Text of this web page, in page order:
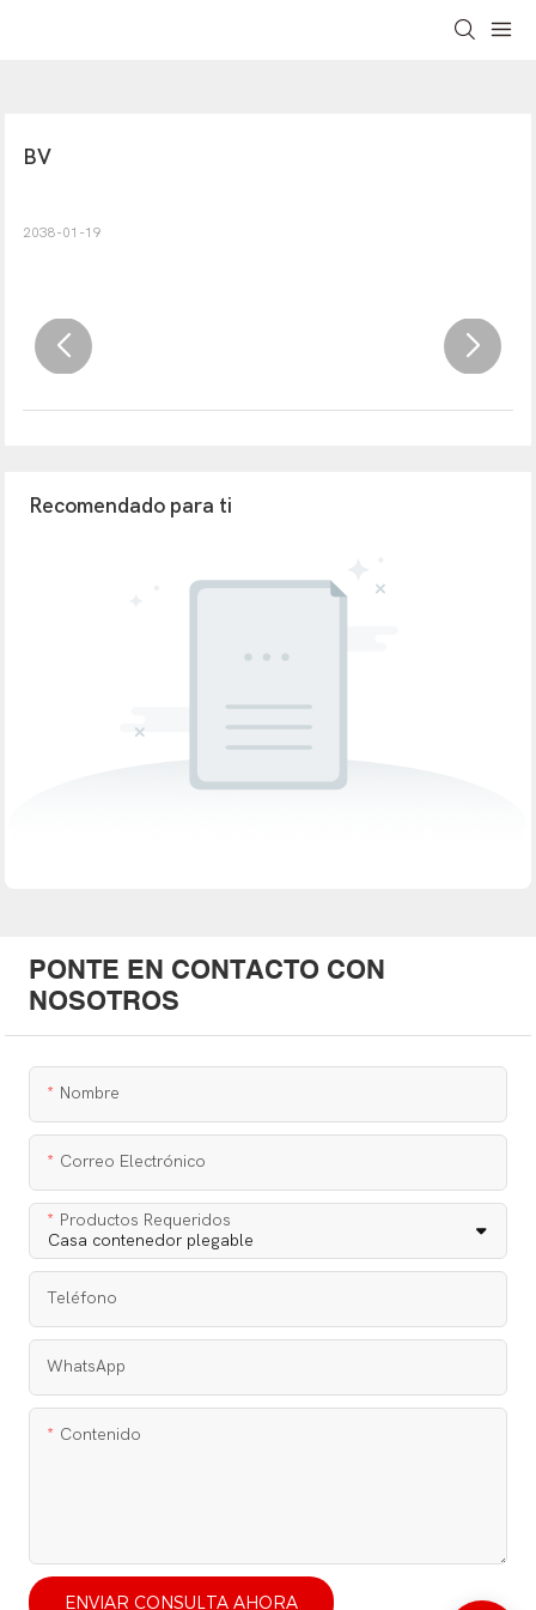
BV
2038-01-19
Recomendado para ti
PONTE EN CONTACTO CON
NOSOTROS
Nombre
Correo Electrónico
Productos Requeridos
Teléfono
WhatsApp
Contenido
ENVIAR CONSULTA AHORA